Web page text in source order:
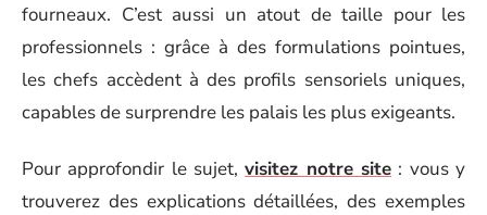
fourneaux. C’est aussi un atout de taille pour les
professionnels : grâce à des formulations pointues,
les chefs accèdent à des profils sensoriels uniques,
capables de surprendre les palais les plus exigeants.
Pour approfondir le sujet,visitez notre site : vous y
trouverez des explications détaillées, des exemples